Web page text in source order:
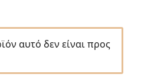
αυτό δεν είναι προς